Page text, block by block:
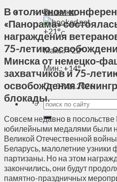
Вильнюс
+21°C
Макс.:+22°
Мин.: +14°
Пт, 07.08.2026
В столичном
«Панорама»
награждения
75-летию
Минска от немецко-
захватчиков и 75-
освобождения
блокады.
Совсем недавно в посольстве
юбилейными медалями были
Великой Отечественной
Беларусь, малолетние узники
партизаны. Но на этом
закончились, они будут
памятно-праздничных